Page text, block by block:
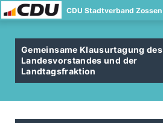
CDU Stadtverband Zossen
Gemeinsame Klausurtagung des
Landesvorstandes und der
Landtagsfraktion